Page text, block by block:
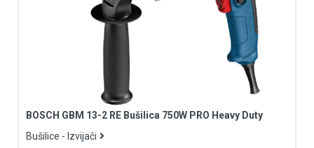
BOSCH GBM 13-2 RE Bušilica 750W PRO Heavy Duty
Bušilice - Izvijači